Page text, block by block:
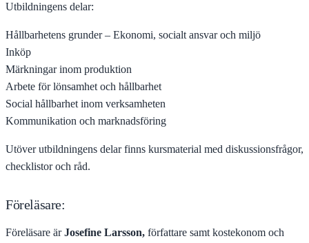
Utbildningens delar:
Hållbarhetens grunder – Ekonomi, socialt ansvar och miljö
Inköp
Märkningar inom produktion
Arbete för lönsamhet och hållbarhet
Social hållbarhet inom verksamheten
Kommunikation och marknadsföring
Utöver utbildningens delar finns kursmaterial med diskussionsfrågor,
checklistor och råd.
Föreläsare:
Föreläsare ärJosefine Larsson, författare samt kostekonom och